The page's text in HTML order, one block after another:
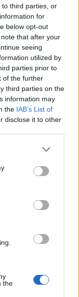
third parties, or
for
below opt-out
that after your
seeing
utilized by
parties prior to
of the further
third parties on the
information may
the IAB’s List of
disclose it to other
or more Google
You may click to
party tags to
in below Google
the